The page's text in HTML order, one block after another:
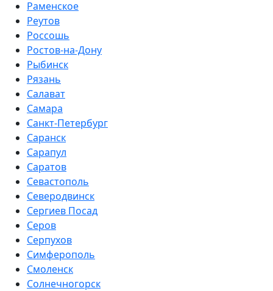
Раменское
Реутов
Россошь
Ростов-на-Дону
Рыбинск
Рязань
Салават
Самара
Санкт-Петербург
Саранск
Сарапул
Саратов
Севастополь
Северодвинск
Сергиев Посад
Серов
Серпухов
Симферополь
Смоленск
Солнечногорск